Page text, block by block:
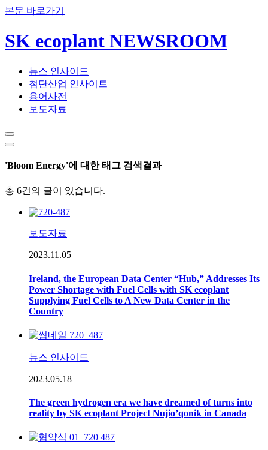
본문 바로가기
SK ecoplant NEWSROOM
뉴스 인사이드
첨단산업 인사이트
용어사전
보도자료
'Bloom Energy'에 대한 태그 검색결과
총 6건의 글이 있습니다.
보도자료
2023.11.05
Ireland, the European Data Center “Hub,” Addresses Its
Power Shortage with Fuel Cells with SK ecoplant
Supplying Fuel Cells to A New Data Center in the
Country
뉴스 인사이드
2023.05.18
The green hydrogen era we have dreamed of turns into
reality by SK ecoplant Project Nujio’qonik in Canada